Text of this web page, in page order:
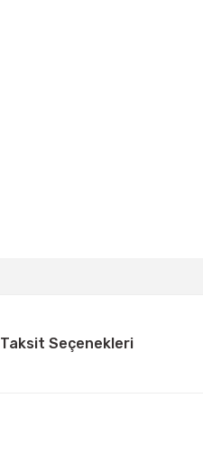
Taksit Seçenekleri